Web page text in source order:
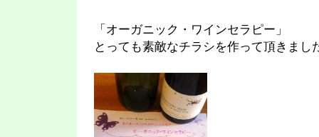
「オーガニック・ワインセラピー」
とっても素敵なチラシを作って頂きまし